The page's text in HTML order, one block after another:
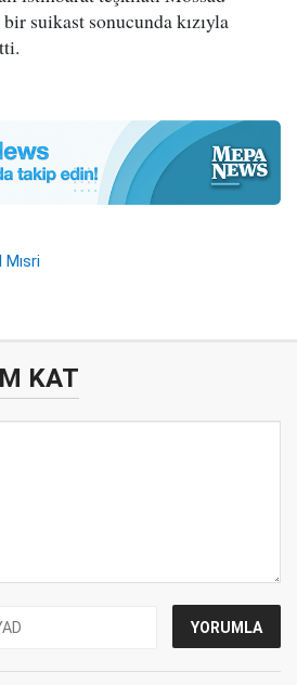
suikast sonucunda kızıyla
KAT